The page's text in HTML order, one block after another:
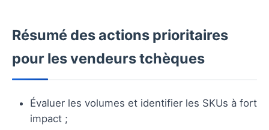
Résumé des actions prioritaires
pour les vendeurs tchèques
Évaluer les volumes et identifier les SKUs à fort
impact ;